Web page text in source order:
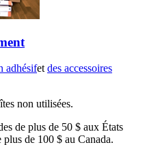
adhésifetdes accessoires
non utilisées.
de plus de 50 $ aux États
de 100 $ au Canada.